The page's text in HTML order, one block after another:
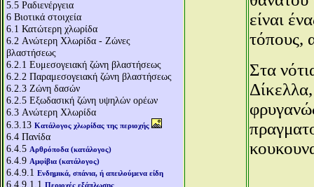
5.5 Ραδιενέργεια
6 Βιοτικά στοιχεία
6.1 Κατώτερη χλωρίδα
6.2 Aνώτερη Χλωρίδα - Ζώνες
βλαστήσεως
6.2.1 Ευμεσογειακή ζώνη βλαστήσεως
6.2.2 Παραμεσογειακή ζώνη βλαστήσεως
6.2.3 Ζώνη δασών
6.2.5 Εξωδασική ζώνη υψηλών ορέων
6.3 Aνώτερη Χλωρίδα
6.3.13 Κατάλογος χλωρίδας της περιοχής
6.4 Πανίδα
6.4.5 Αρθρόποδα (κατάλογος)
6.4.9 Αμφίβια (κατάλογος)
6.4.9.1 Ενδημικά, σπάνια, ή απειλούμενα είδη
6.4.9.1.1 Περιοχές εξάπλωσης
είναι
τόπους,
Στα